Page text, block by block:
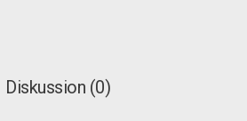
Diskussion (0)